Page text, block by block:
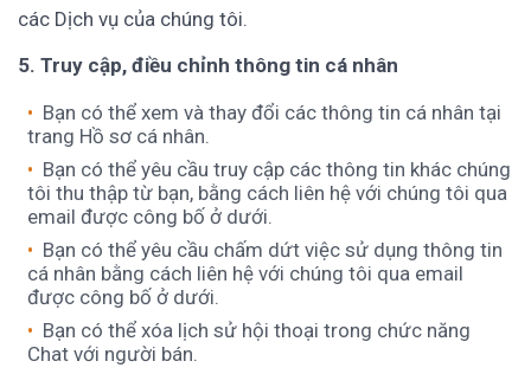
các Dịch vụ của chúng tôi.
5. Truy cập, điều chỉnh thông tin cá nhân
Bạn có thể xem và thay đổi các thông tin cá nhân tại
trang Hồ sơ cá nhân.
Bạn có thể yêu cầu truy cập các thông tin khác chúng
tôi thu thập từ bạn, bằng cách liên hệ với chúng tôi qua
email được công bố ở dưới.
Bạn có thể yêu cầu chấm dứt việc sử dụng thông tin
cá nhân bằng cách liên hệ với chúng tôi qua email
được công bố ở dưới.
Bạn có thể xóa lịch sử hội thoại trong chức năng
Chat với người bán.